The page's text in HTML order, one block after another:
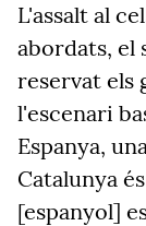
L'assalt al
abordats, el
reservat els
l'escenari
Espanya,
Catalunya
[espanyol]